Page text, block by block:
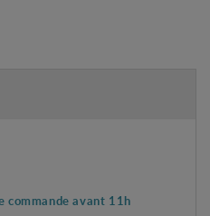
commande avant 11h